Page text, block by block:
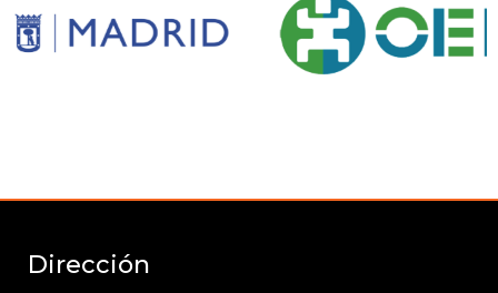
Dirección